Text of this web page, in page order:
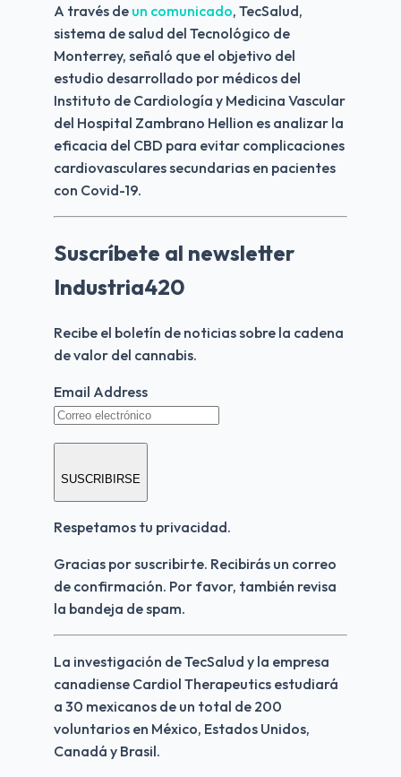
A través de un comunicado, TecSalud,
sistema de salud del Tecnológico de
Monterrey, señaló que el objetivo del
estudio desarrollado por médicos del
Instituto de Cardiología y Medicina Vascular
del Hospital Zambrano Hellion es analizar la
eficacia del CBD para evitar complicaciones
cardiovasculares secundarias en pacientes
con Covid-19.
Suscríbete al newsletter
Industria420
Recibe el boletín de noticias sobre la cadena
de valor del cannabis.
Email Address
SUSCRIBIRSE
Respetamos tu privacidad.
Gracias por suscribirte. Recibirás un correo
de confirmación. Por favor, también revisa
la bandeja de spam.
La investigación de TecSalud y la empresa
canadiense Cardiol Therapeutics estudiará
a 30 mexicanos de un total de 200
voluntarios en México, Estados Unidos,
Canadá y Brasil.